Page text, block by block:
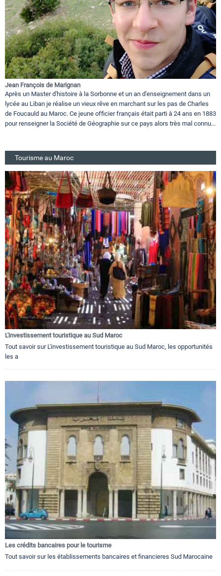
Jean François de Marignan
Après un Master d'histoire à la Sorbonne et un an d'enseignement dans un
lycée au Liban je réalise un vieux rêve en marchant sur les pas de Charles
de Foucauld au Maroc. Ce jeune officier français était parti à 24 ans en 1883
pour renseigner la Société de Géographie sur ce pays alors très mal connu...
Tourisme au Maroc
L'investissement touristique au Sud Maroc
Tout savoir sur L'investissement touristique au Sud Maroc, les opportunités
les a
Les crédits bancaires pour le tourisme
Tout savoir sur les établissements bancaires et financieres Sud Marocaine